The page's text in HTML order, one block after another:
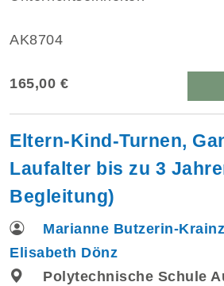
AK8704
165,00 €
Eltern-Kind-Turnen,
Laufalter bis zu 3
Begleitung)
Marianne Butzerin-Krainz
Elisabeth Dönz
Polytechnische Schule